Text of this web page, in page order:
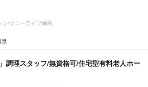
/サニーライフ綱島
県
調理スタッフ/無資格可/住宅型有料老人ホー